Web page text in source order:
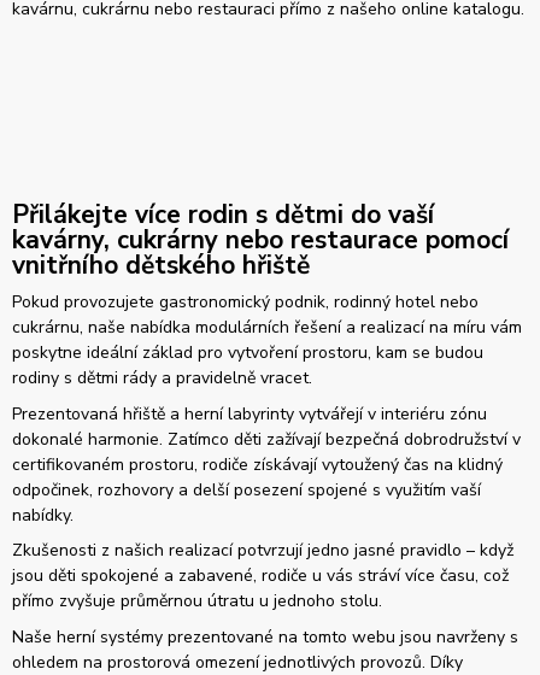
kavárnu, cukrárnu nebo restauraci přímo z našeho online katalogu.
Přilákejte více rodin s dětmi do vaší
kavárny, cukrárny nebo restaurace pomocí
vnitřního dětského hřiště
Pokud provozujete gastronomický podnik, rodinný hotel nebo
cukrárnu, naše nabídka modulárních řešení a realizací na míru vám
poskytne ideální základ pro vytvoření prostoru, kam se budou
rodiny s dětmi rády a pravidelně vracet.
Prezentovaná hřiště a herní labyrinty vytvářejí v interiéru zónu
dokonalé harmonie. Zatímco děti zažívají bezpečná dobrodružství v
certifikovaném prostoru, rodiče získávají vytoužený čas na klidný
odpočinek, rozhovory a delší posezení spojené s využitím vaší
nabídky.
Zkušenosti z našich realizací potvrzují jedno jasné pravidlo – když
jsou děti spokojené a zabavené, rodiče u vás stráví více času, což
přímo zvyšuje průměrnou útratu u jednoho stolu.
Naše herní systémy prezentované na tomto webu jsou navrženy s
ohledem na prostorová omezení jednotlivých provozů. Díky